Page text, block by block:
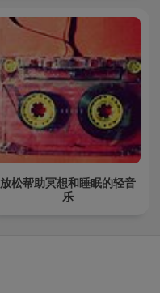
放松帮助冥想和睡眠的轻音
乐